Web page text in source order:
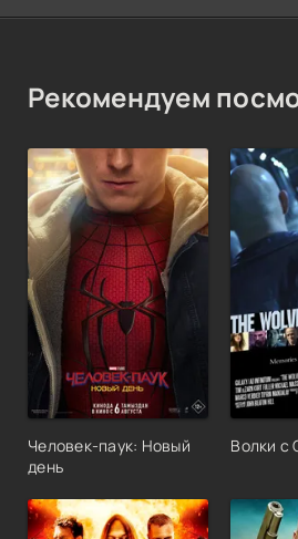
Рекомендуем
Человек-паук: Новый
день
Волки с